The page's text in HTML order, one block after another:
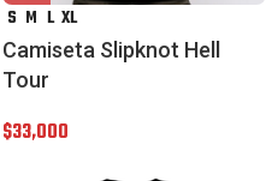
S M L XL
Camiseta Slipknot Hell
Tour
$33,000